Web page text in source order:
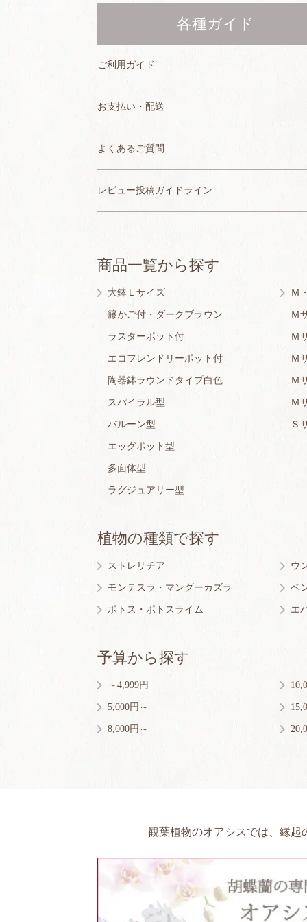
各種ガイド
ご利用ガイド
お支払い・配送
よくあるご質問
レビュー投稿ガイドライン
商品一覧から探す
大鉢Ｌサイズ
籐かご付・ダークブラウン
ラスターポット付
エコフレンドリーポット付
陶器鉢ラウンドタイプ白色
スパイラル型
バルーン型
エッグポット型
多面体型
ラグジュアリー型
Ｍ
Ｍ
Ｍ
Ｍ
Ｍ
Ｍ
Ｓ
植物の種類で探す
ストレリチア
モンテスラ・マングーカズラ
ポトス・ポトスライム
ウ
ベ
エ
予算から探す
～4,999円
5,000円～
8,000円～
観葉植物のオアシスでは、縁起